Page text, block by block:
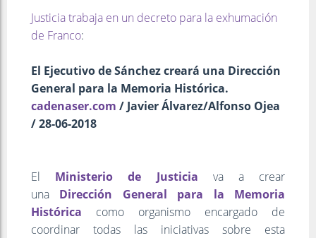
Justicia trabaja en un decreto para la exhumación
de Franco:
El Ejecutivo de Sánchez creará una Dirección
General para la Memoria Histórica.
cadenaser.com / Javier Álvarez/Alfonso Ojea
/ 28-06-2018
El Ministerio de Justicia va a crear
una Dirección General para la Memoria
Histórica como organismo encargado de
coordinar todas las iniciativas sobre esta